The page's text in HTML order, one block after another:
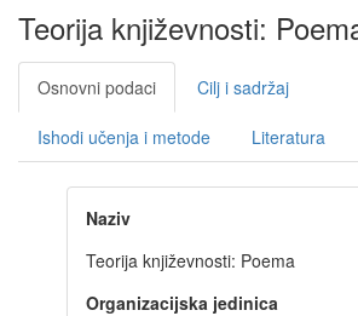
Teorija književnosti:
Osnovni podaci Cilj i sadržaj
Ishodi učenja i metode Literatura
Naziv
Teorija književnosti: Poema
Organizacijska jedinica